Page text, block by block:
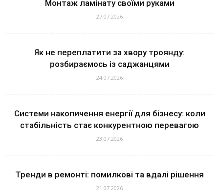
Монтаж ламінату своїми руками
27.07.2026
Як не переплатити за хвору троянду:
розбираємось із саджанцями
24.07.2026
Системи накопичення енергії для бізнесу: коли
стабільність стає конкурентною перевагою
23.07.2026
Тренди в ремонті: помилкові та вдалі рішення
21.07.2026